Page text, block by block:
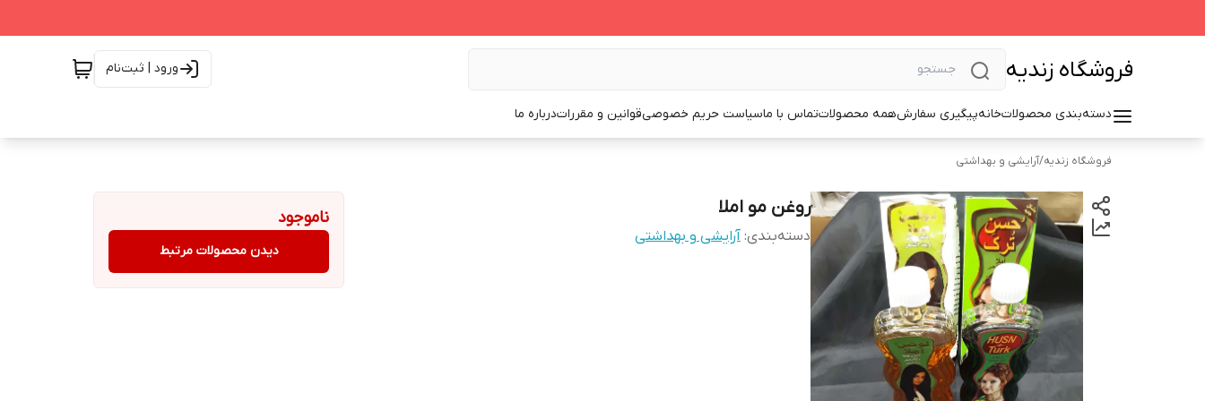
فروشگاه زندیه ورود | ثبت‌نام
دسته‌بندی محصولاتخانهپیگیری سفارشهمه محصولاتتماس با ماسیاست حریم خصوصیقوانین و مقرراتدرباره ما
فروشگاه زندیه/آرایشی و بهداشتی
روغن مو املا
دسته‌بندی: آرایشی و بهداشتی
ناموجود
دیدن محصولات مرتبط